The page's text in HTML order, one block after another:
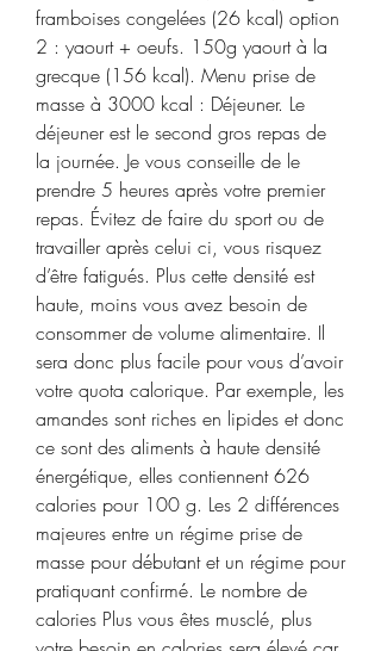
framboises congelées (26 kcal) option
2 : yaourt + oeufs. 150g yaourt à la
grecque (156 kcal). Menu prise de
masse à 3000 kcal : Déjeuner. Le
déjeuner est le second gros repas de
la journée. Je vous conseille de le
prendre 5 heures après votre premier
repas. Évitez de faire du sport ou de
travailler après celui ci, vous risquez
d’être fatigués. Plus cette densité est
haute, moins vous avez besoin de
consommer de volume alimentaire. Il
sera donc plus facile pour vous d’avoir
votre quota calorique. Par exemple, les
amandes sont riches en lipides et donc
ce sont des aliments à haute densité
énergétique, elles contiennent 626
calories pour 100 g. Les 2 différences
majeures entre un régime prise de
masse pour débutant et un régime pour
pratiquant confirmé. Le nombre de
calories Plus vous êtes musclé, plus